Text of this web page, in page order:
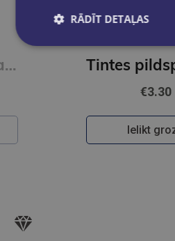
Tintes pildspalva STABILO dr!ve, M, zila
€3.30
Ielikt
RĀDĪT DETAĻAS